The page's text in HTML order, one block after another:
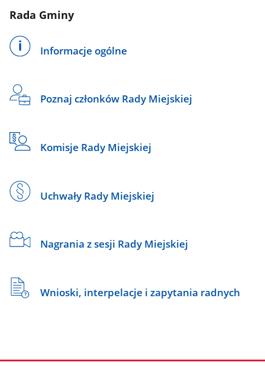
Rada Gminy
Informacje ogólne
Poznaj członków Rady Miejskiej
Komisje Rady Miejskiej
Uchwały Rady Miejskiej
Nagrania z sesji Rady Miejskiej
Wnioski, interpelacje i zapytania radnych